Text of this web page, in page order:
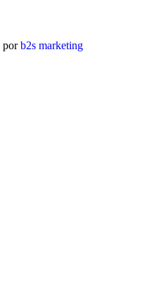
porb2s marketing